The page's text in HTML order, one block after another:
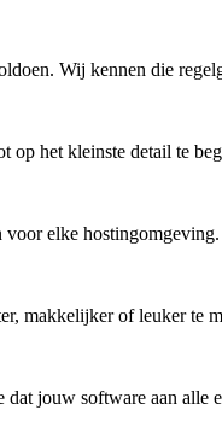
Wij kennen die
op het kleinste detail te
voor elke hostingomgeving.
makkelijker of leuker te
dat jouw software aan alle